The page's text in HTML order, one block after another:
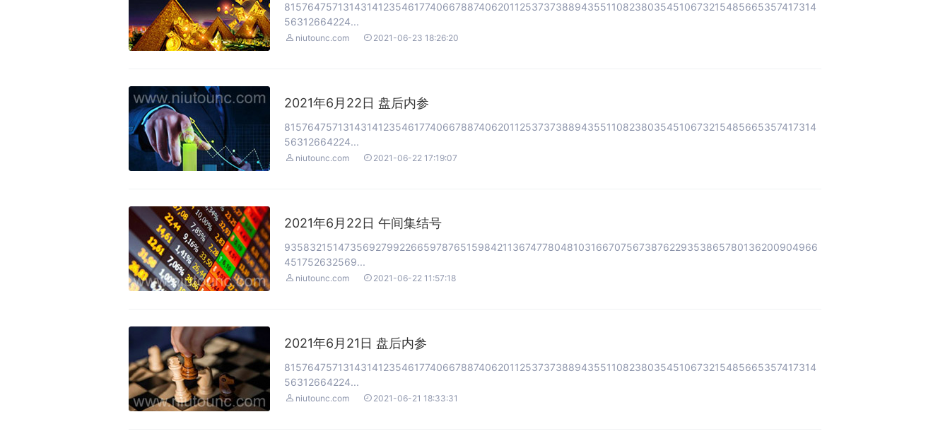
81576475713143141235461774066788740620112537373889435511082380354510673215485665357417314
56312664224...
 niutounc.com  2021-06-23 18:26:20
2021年6月22日 盘后内参
81576475713143141235461774066788740620112537373889435511082380354510673215485665357417314
56312664224...
 niutounc.com  2021-06-22 17:19:07
2021年6月22日 午间集结号
9358321514735692799226659787651598421136747780481031667075673876229353865780136200904966
451752632569...
 niutounc.com  2021-06-22 11:57:18
2021年6月21日 盘后内参
81576475713143141235461774066788740620112537373889435511082380354510673215485665357417314
56312664224...
 niutounc.com  2021-06-21 18:33:31